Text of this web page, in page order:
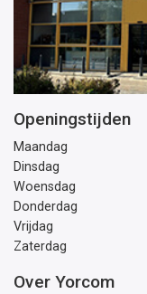
Openingstijden
Maandag
Dinsdag
Woensdag
Donderdag
Vrijdag
Zaterdag
Over Yorcom